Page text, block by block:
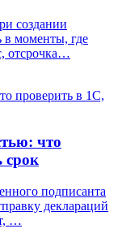
создании
в моменты, где
отсрочка…
что
срок
подписанта
деклараций
…